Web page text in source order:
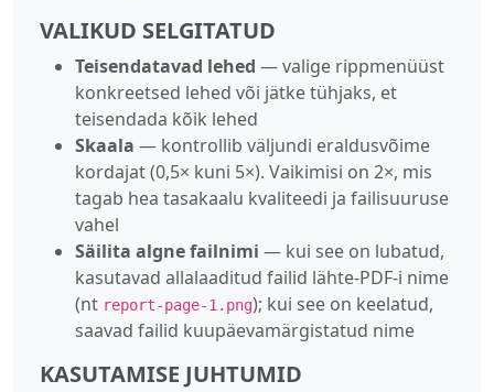
VALIKUD SELGITATUD
Teisendatavad lehed — valige rippmenüüst
konkreetsed lehed või jätke tühjaks, et
teisendada kõik lehed
Skaala — kontrollib väljundi eraldusvõime
kordajat (0,5× kuni 5×). Vaikimisi on 2×, mis
tagab hea tasakaalu kvaliteedi ja failisuuruse
vahel
Säilita algne failnimi — kui see on lubatud,
kasutavad allalaaditud failid lähte-PDF-i nime
(nt report-page-1.png); kui see on keelatud,
saavad failid kuupäevamärgistatud nime
KASUTAMISE JUHTUMID